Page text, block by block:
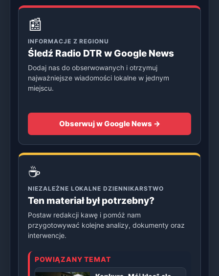
📰
INFORMACJE Z REGIONU
Śledź Radio DTR w Google News
Dodaj nas do obserwowanych i otrzymuj
najważniejsze wiadomości lokalne w jednym
miejscu.
Obserwuj w Google News →
☕
NIEZALEŻNE LOKALNE DZIENNIKARSTWO
Ten materiał był potrzebny?
Postaw redakcji kawę i pomóż nam
przygotowywać kolejne analizy, dokumenty oraz
interwencje.
POWIĄZANY TEMAT